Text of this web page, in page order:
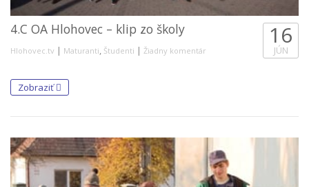
4.C OA Hlohovec – klip zo školy
Hlohovec.tv | Maturanti, Študenti | Žiadny komentár
16
JÚN
Zobraziť